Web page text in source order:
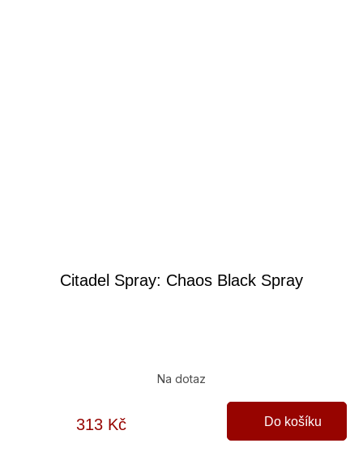
Citadel Spray: Chaos Black Spray
Na dotaz
313 Kč Do košíku